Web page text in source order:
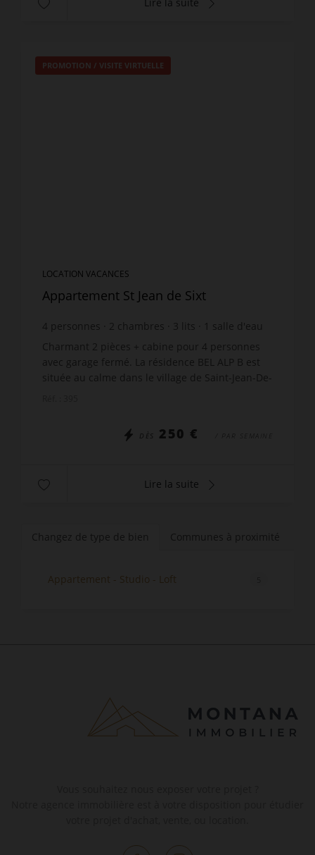
PROMOTION / VISITE VIRTUELLE
LOCATION VACANCES
Appartement St Jean de Sixt
4 personnes 2 chambres 3 lits
salle d'eau
Charmant 2 pièces + cabine pour 4 personnes
avec garage fermé. La résidence BEL ALP B est
située au calme dans le village de Saint-Jean-De-
DÈS 250 € / PAR SEMAINE
Lire la suite
Changez de type de bien Communes à proximité
Appartement - Studio - Loft